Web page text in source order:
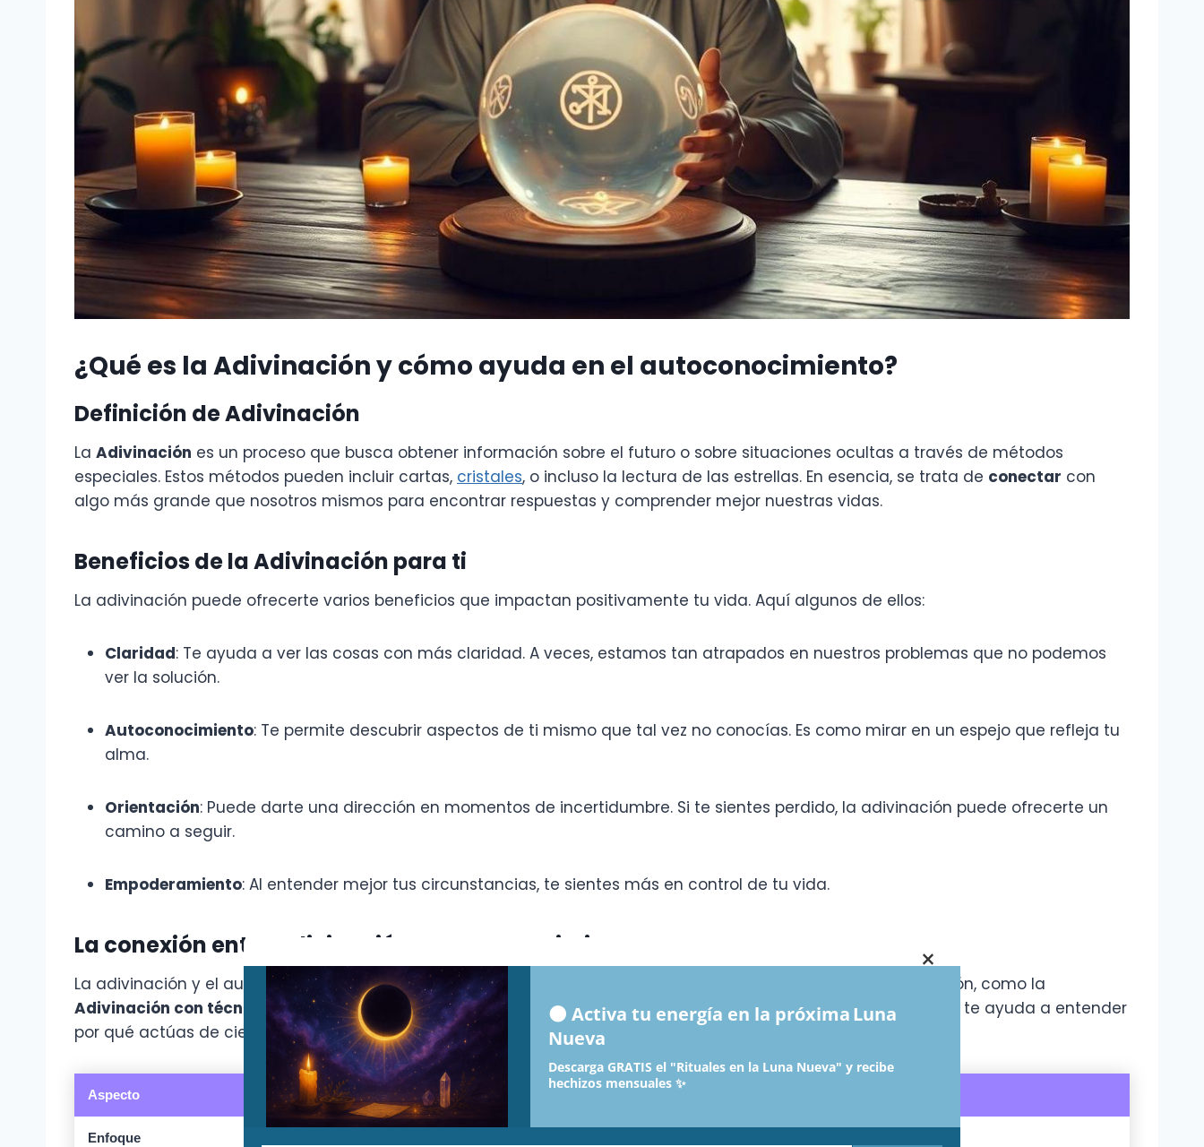
¿Qué es la Adivinación y cómo ayuda en el autoconocimiento?
Definición de Adivinación
La Adivinación es un proceso que busca obtener información sobre el futuro o sobre situaciones ocultas a través de métodos
especiales. Estos métodos pueden incluir cartas, cristales, o incluso la lectura de las estrellas. En esencia, se trata de conectar con
algo más grande que nosotros mismos para encontrar respuestas y comprender mejor nuestras vidas.
Beneficios de la Adivinación para ti
La adivinación puede ofrecerte varios beneficios que impactan positivamente tu vida. Aquí algunos de ellos:
Claridad: Te ayuda a ver las cosas con más claridad. A veces, estamos tan atrapados en nuestros problemas que no podemos
ver la solución.
Autoconocimiento: Te permite descubrir aspectos de ti mismo que tal vez no conocías. Es como mirar en un espejo que refleja tu
alma.
Orientación: Puede darte una dirección en momentos de incertidumbre. Si te sientes perdido, la adivinación puede ofrecerte un
camino a seguir.
Empoderamiento: Al entender mejor tus circunstancias, te sientes más en control de tu vida.
La conexión entre Adivinación y autoconocimiento
La adivinación y el autoconocimiento estánestrechamente relacionados
. Cuando utilizas técnicas de adivinación, como la
Adivinación con técnicas de clarividencia para el autoconocimiento, puedes descubrir patrones en tu vida. Esto te ayuda a entender
por qué actúas de cierta manera y qué puedes hacer para mejorar.
Aspecto Adivinación
Enfoque
×
🌑 Activa tu energía en la próxima Luna
Nueva
Descarga GRATIS el "Rituales en la Luna Nueva" y recibe
hechizos mensuales ✨